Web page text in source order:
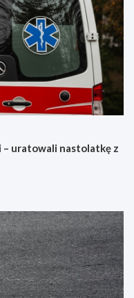
uratowali nastolatkę z